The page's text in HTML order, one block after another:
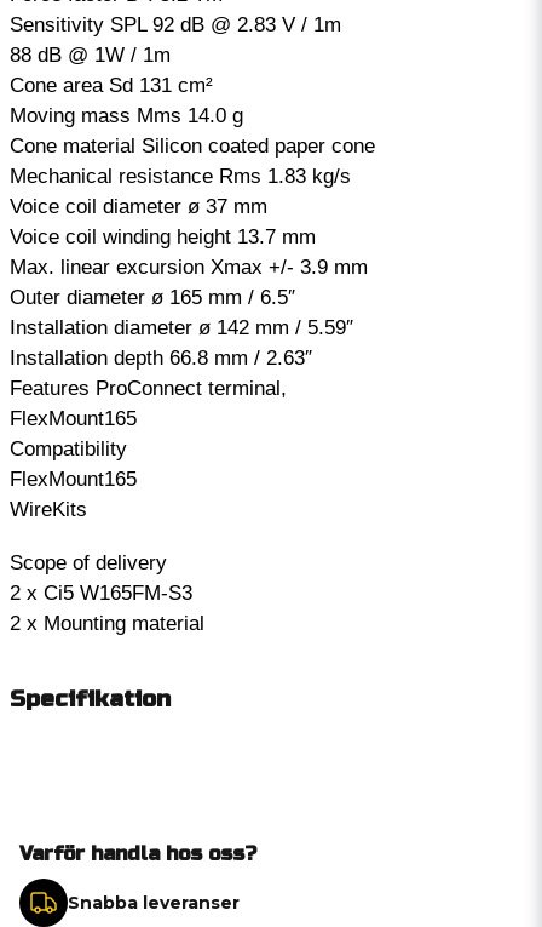
Sensitivity SPL 92 dB @ 2.83 V / 1m
88 dB @ 1W / 1m
Cone area Sd 131 cm²
Moving mass Mms 14.0 g
Cone material Silicon coated paper cone
Mechanical resistance Rms 1.83 kg/s
Voice coil diameter ø 37 mm
Voice coil winding height 13.7 mm
Max. linear excursion Xmax +/- 3.9 mm
Outer diameter ø 165 mm / 6.5″
Installation diameter ø 142 mm / 5.59″
Installation depth 66.8 mm / 2.63″
Features ProConnect terminal,
FlexMount165
Compatibility
FlexMount165
WireKits
Scope of delivery
2 x Ci5 W165FM-S3
2 x Mounting material
Specifikation
Varför handla hos oss?
Snabba leveranser